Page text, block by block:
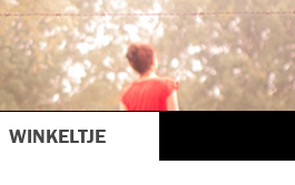
WINKELTJE